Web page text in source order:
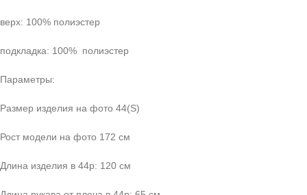
верх: 100% полиэстер
подкладка: 100% полиэстер
Параметры:
Размер изделия на фото 44(S)
Рост модели на фото 172 см
Длина изделия в 44р: 120 см